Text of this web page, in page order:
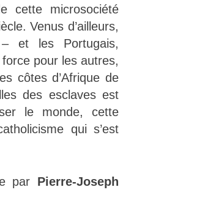
cette microsociété
Venus d’ailleurs,
– et les Portugais,
pour les autres,
côtes d’Afrique de
des esclaves est
le monde, cette
qui s’est
par Pierre-Joseph